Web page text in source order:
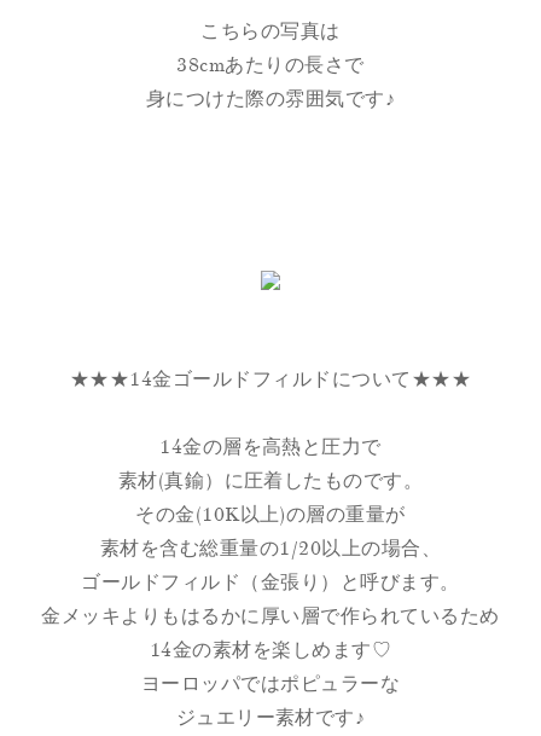
こちらの写真は
38cmあたりの長さで
身につけた際の雰囲気です♪
★★★14金ゴールドフィルドについて★★★
14金の層を高熱と圧力で
素材(真鍮）に圧着したものです。
その金(10K以上)の層の重量が
素材を含む総重量の1/20以上の場合、
ゴールドフィルド（金張り）と呼びます。
金メッキよりもはるかに厚い層で作られているため
14金の素材を楽しめます♡
ヨーロッパではポピュラーな
ジュエリー素材です♪